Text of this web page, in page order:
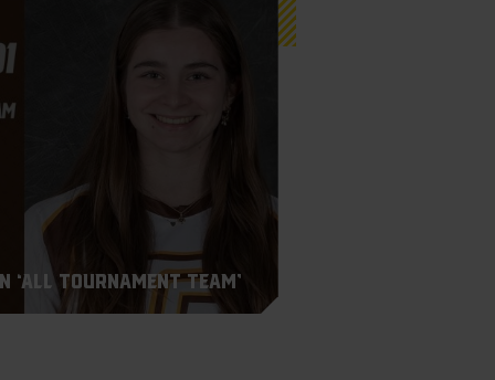
‘All Tournament Team’